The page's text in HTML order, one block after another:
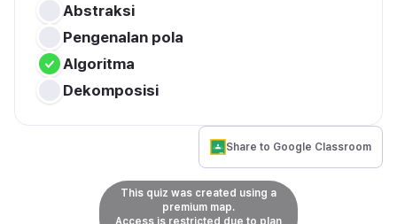
Abstraksi
Pengenalan pola
Algoritma
Dekomposisi
Share to Google Classroom
This quiz was created using a
premium map.
Access is restricted due to plan